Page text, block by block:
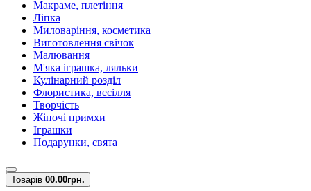
Макраме, плетіння
Ліпка
Миловаріння, косметика
Виготовлення свічок
Малювання
М'яка іграшка, ляльки
Кулінарний розділ
Флористика, весілля
Творчість
Жіночі примхи
Іграшки
Подарунки, свята
Товарів 00.00грн.